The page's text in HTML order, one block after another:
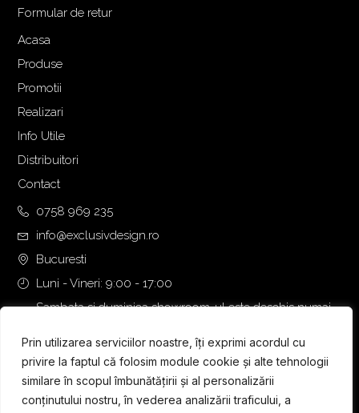
Prin utilizarea serviciilor noastre, îți exprimi acordul cu
privire la faptul că folosim module cookie și alte tehnologii
similare în scopul îmbunătățirii și al personalizării
conținutului nostru, în vederea analizării traficului, a
Formular de retur
Acasa
Produse
Promotii
Realizari
Info Utile
Distribuitori
Contact
0758 969 235
info@exclusivdesign.ro
Bucuresti
Luni - Vineri: 9:00 - 17:00
Sambata si duminica showroom-ul este deschis numai